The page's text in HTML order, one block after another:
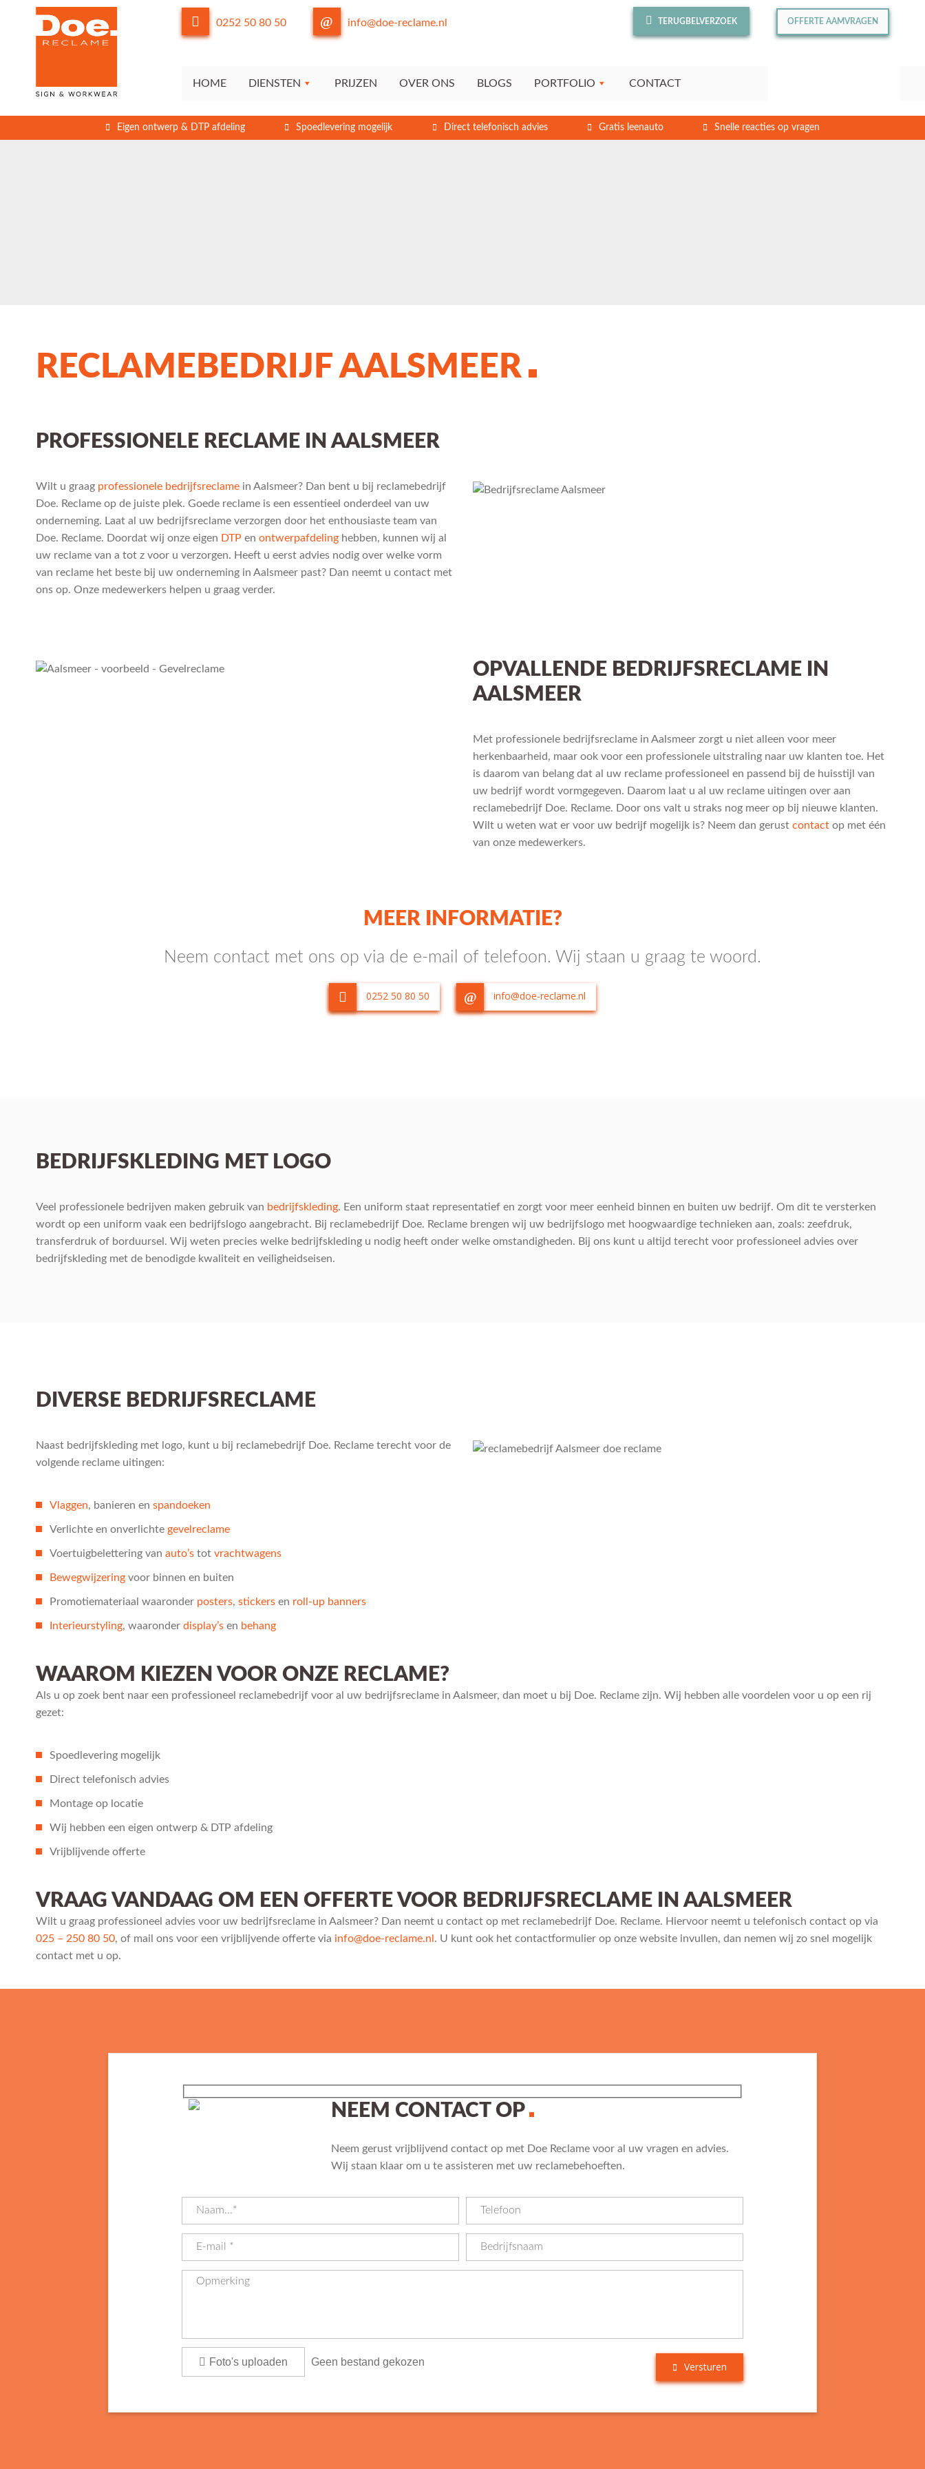
0252 50 80 50 info@doe-reclame.nl TERUGBELVERZOEK OFFERTE AAMVRAGEN
HOME DIENSTEN PRIJZEN OVER ONS BLOGS PORTFOLIO CONTACT
Eigen ontwerp & DTP afdeling Spoedlevering mogelijk Direct telefonisch advies Gratis leenauto Snelle reacties op vragen
RECLAMEBEDRIJF AALSMEER
PROFESSIONELE RECLAME IN AALSMEER
Wilt u graag professionele bedrijfsreclame in Aalsmeer? Dan bent u bij reclamebedrijf
Doe. Reclame op de juiste plek. Goede reclame is een essentieel onderdeel van uw
onderneming. Laat al uw bedrijfsreclame verzorgen door het enthousiaste team van
Doe. Reclame. Doordat wij onze eigen DTP en ontwerpafdeling hebben, kunnen wij al
uw reclame van a tot z voor u verzorgen. Heeft u eerst advies nodig over welke vorm
van reclame het beste bij uw onderneming in Aalsmeer past? Dan neemt u contact met
ons op. Onze medewerkers helpen u graag verder.
OPVALLENDE BEDRIJFSRECLAME IN
AALSMEER
Met professionele bedrijfsreclame in Aalsmeer zorgt u niet alleen voor meer
herkenbaarheid, maar ook voor een professionele uitstraling naar uw klanten toe. Het
is daarom van belang dat al uw reclame professioneel en passend bij de huisstijl van
uw bedrijf wordt vormgegeven. Daarom laat u al uw reclame uitingen over aan
reclamebedrijf Doe. Reclame. Door ons valt u straks nog meer op bij nieuwe klanten.
Wilt u weten wat er voor uw bedrijf mogelijk is? Neem dan gerust contact op met één
van onze medewerkers.
MEER INFORMATIE?
Neem contact met ons op via de e-mail of telefoon. Wij staan u graag te woord.
0252 50 80 50 info@doe-reclame.nl
BEDRIJFSKLEDING MET LOGO
Veel professionele bedrijven maken gebruik van bedrijfskleding. Een uniform staat representatief en zorgt voor meer eenheid binnen en buiten uw bedrijf. Om dit te versterken
wordt op een uniform vaak een bedrijfslogo aangebracht. Bij reclamebedrijf Doe. Reclame brengen wij uw bedrijfslogo met hoogwaardige technieken aan, zoals: zeefdruk,
transferdruk of borduursel. Wij weten precies welke bedrijfskleding u nodig heeft onder welke omstandigheden. Bij ons kunt u altijd terecht voor professioneel advies over
bedrijfskleding met de benodigde kwaliteit en veiligheidseisen.
DIVERSE BEDRIJFSRECLAME
Naast bedrijfskleding met logo, kunt u bij reclamebedrijf Doe. Reclame terecht voor de
volgende reclame uitingen:
Vlaggen, banieren en spandoeken
Verlichte en onverlichte gevelreclame
Voertuigbelettering van auto’s tot vrachtwagens
Bewegwijzering voor binnen en buiten
Promotiemateriaal waaronder posters, stickers en roll-up banners
Interieurstyling, waaronder display’s en behang
WAAROM KIEZEN VOOR ONZE RECLAME?
Als u op zoek bent naar een professioneel reclamebedrijf voor al uw bedrijfsreclame in Aalsmeer, dan moet u bij Doe. Reclame zijn. Wij hebben alle voordelen voor u op een rij
gezet:
Spoedlevering mogelijk
Direct telefonisch advies
Montage op locatie
Wij hebben een eigen ontwerp & DTP afdeling
Vrijblijvende offerte
VRAAG VANDAAG OM EEN OFFERTE VOOR BEDRIJFSRECLAME IN AALSMEER
Wilt u graag professioneel advies voor uw bedrijfsreclame in Aalsmeer? Dan neemt u contact op met reclamebedrijf Doe. Reclame. Hiervoor neemt u telefonisch contact op via
025 – 250 80 50, of mail ons voor een vrijblijvende offerte via info@doe-reclame.nl . U kunt ook het contactformulier op onze website invullen, dan nemen wij zo snel mogelijk
contact met u op.
NEEM CONTACT OP
Neem gerust vrijblijvend contact op met Doe Reclame voor al uw vragen en advies.
Wij staan klaar om u te assisteren met uw reclamebehoeften.
Foto's uploaden Geen bestand gekozen Versturen